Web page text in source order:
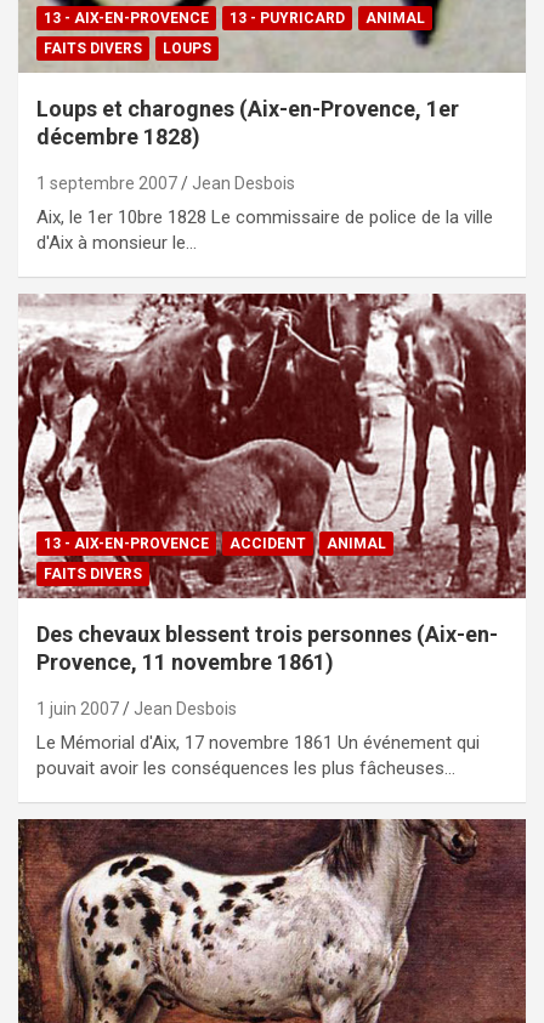
13 - AIX-EN-PROVENCE 13 - PUYRICARD
ANIMAL
FAITS DIVERS
LOUPS
Loups et charognes (Aix-en-Provence, 1er
décembre 1828)
1 septembre 2007 Jean Desbois
Aix, le 1er 10bre 1828 Le commissaire de police de la ville
d'Aix à monsieur le…
13 - AIX-EN-PROVENCE ACCIDENT
ANIMAL
FAITS DIVERS
Des chevaux bles­sent trois per­son­nes (Aix-en-
Provence, 11 novembre 1861)
1 juin 2007 Jean Desbois
Le Mémorial d'Aix, 17 novembre 1861 Un événement qui
pouvait avoir les conséquences les plus fâcheuses…